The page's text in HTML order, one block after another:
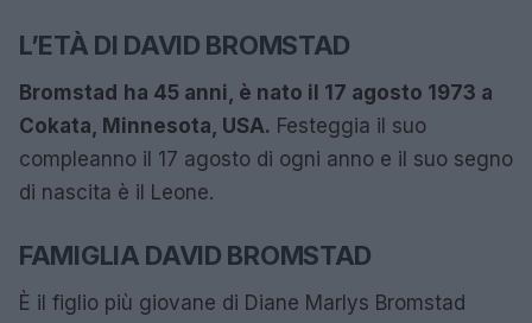
L’ETÀ DI DAVID BROMSTAD
Bromstad ha 45 anni, è nato il 17 agosto 1973 a
Cokata, Minnesota, USA. Festeggia il suo
compleanno il 17 agosto di ogni anno e il suo segno
di nascita è il Leone.
FAMIGLIA DAVID BROMSTAD
È il figlio più giovane di Diane Marlys Bromstad